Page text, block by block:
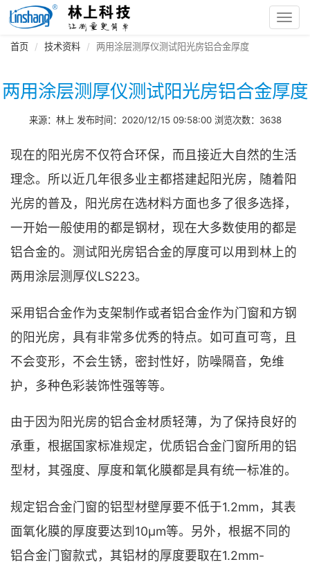
首页 技术资料 两用涂层测厚仪测试阳光房铝合金厚度
两用涂层测厚仪测试阳光房铝合金厚度
来源：林上 发布时间：2020/12/15 09:58:00 浏览次数：3638
现在的阳光房不仅符合环保，而且接近大自然的生活
理念。所以近几年很多业主都搭建起阳光房，随着阳
光房的普及，阳光房在选材料方面也多了很多选择，
一开始一般使用的都是钢材，现在大多数使用的都是
铝合金的。测试阳光房铝合金的厚度可以用到林上的
两用涂层测厚仪LS223。
采用铝合金作为支架制作或者铝合金作为门窗和方钢
的阳光房，具有非常多优秀的特点。如可直可弯，且
不会变形，不会生锈，密封性好，防噪隔音，免维
护，多种色彩装饰性强等等。
由于因为阳光房的铝合金材质轻薄，为了保持良好的
承重，根据国家标准规定，优质铝合金门窗所用的铝
型材，其强度、厚度和氧化膜都是具有统一标准的。
规定铝合金门窗的铝型材壁厚要不低于1.2mm，其表
面氧化膜的厚度要达到10μm等。另外，根据不同的
铝合金门窗款式，其铝材的厚度要取在1.2mm-